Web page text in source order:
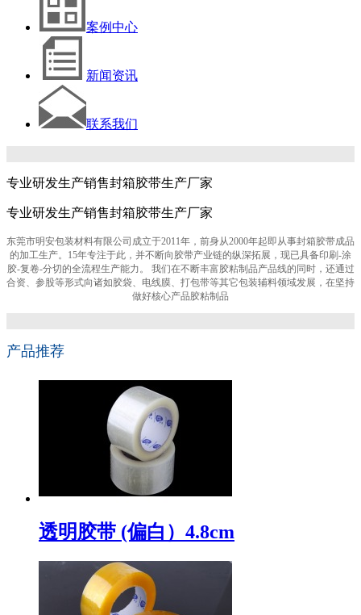
案例中心
新闻资讯
联系我们
专业研发生产销售封箱胶带生产厂家
专业研发生产销售封箱胶带生产厂家
东莞市明安包装材料有限公司成立于2011年，前身从2000年起即从事封箱胶带成品
的加工生产。15年专注于此，并不断向胶带产业链的纵深拓展，现已具备印刷-涂
胶-复卷-分切的全流程生产能力。 我们在不断丰富胶粘制品产品线的同时，还通过
合资、参股等形式向诸如胶袋、电线膜、打包带等其它包装辅料领域发展，在坚持
做好核心产品胶粘制品
产品推荐
透明胶带 (偏白）4.8cm